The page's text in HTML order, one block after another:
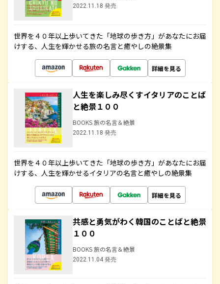
2022.11.18 発売
世界を４０年以上歩いてきた「地球の歩き方」があなたにお届
けする、人生を輝かせる旅の名言と癒やしの絶景集
詳細を見る
人生を楽しみ尽くすイタリアのことば
と絶景１００
BOOKS 旅の名言＆絶景
2022.11.18 発売
世界を４０年以上歩いてきた「地球の歩き方」があなたにお届
けする、人生を輝かせるイタリアの名言と癒やしの絶景集
詳細を見る
共感と勇気がわく韓国のことばと絶景
１００
BOOKS 旅の名言＆絶景
2022.11.04 発売